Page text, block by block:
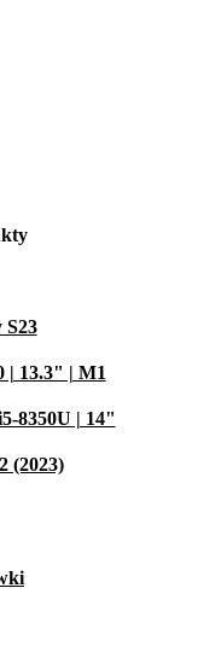
S23
| 13.3" | M1
8350U | 14"
(2023)